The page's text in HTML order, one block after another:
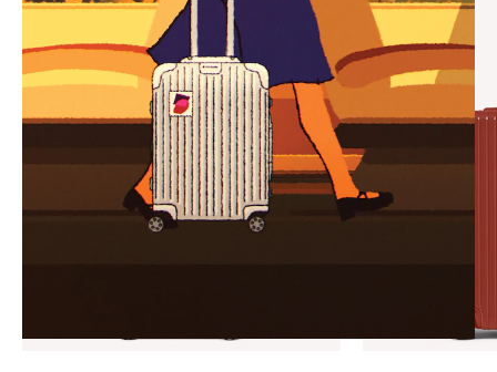
PAUSARLO.
PARA
ACTIVARLO.